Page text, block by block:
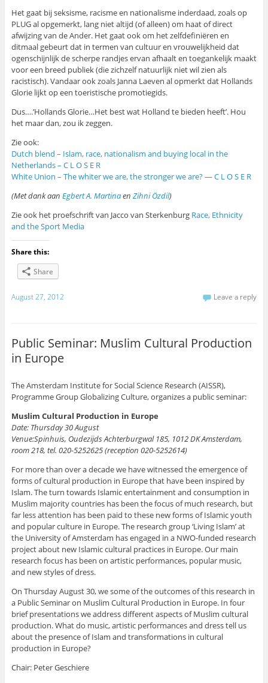
Het gaat bij seksisme, racisme en nationalisme inderdaad, zoals op
PLUG al opgemerkt, lang niet altijd (of alleen) om haat of direct
afwijzing van de Ander. Het gaat ook om het zelfdefiniëren en
ditmaal gebeurt dat in termen van cultuur en vrouwelijkheid dat
ogenschijnlijk de scherpe randjes ervan afhaalt en toegankelijk maakt
voor een breed publiek (die zichzelf natuurlijk niet wil zien als
racistisch). Vandaar ook zoals Janna Laeven al opmerkt dat Hollands
Glorie lijkt op een toeristische promotiegids.
Dus….’Hollands Glorie…Het best wat Holland te bieden heeft’. Hou
het maar dan, zou ik zeggen.
Zie ook:
Dutch blend – Islam, race, nationalism and buying local in the
Netherlands – C L O S E R
White Union – The whiter we are, the stronger we are? — C L O S E R
(Met dank aan Egbert A. Martinaen Zihni Özdil)
Zie ook het proefschrift van Jacco van Sterkenburg Race, Ethnicity
and the Sport Media
Share this:
Share
August 27, 2012 Leave a reply
Public Seminar: Muslim Cultural Production
in Europe
The Amsterdam Institute for Social Science Research (AISSR),
Programme Group Globalizing Culture, organizes a public seminar:
Muslim Cultural Production in Europe
Date: Thursday 30 August
Venue:Spinhuis, Oudezijds Achterburgwal 185, 1012 DK Amsterdam,
room 218, tel. 020-5252625 (reception 020-5252614)
For more than over a decade we have witnessed the emergence of
forms of cultural production in Europe that have been inspired by
Islam. The turn towards Islamic entertainment and consumption in
Muslim majority countries has been the focus of much research, but
far less attention has been paid to these new forms of Islamic youth
and popular culture in Europe. The research group ‘Living Islam’ at
the University of Amsterdam has engaged in a NWO-funded research
project about new Islamic cultural practices in Europe. Our main
research focus has been on artistic performances, popular music,
and new styles of dress.
On Thursday August 30, we some of the outcomes of this research in
a Public Seminar on Muslim Cultural Production in Europe. In four
brief presentations we address different aspects of Muslim cultural
production. What do music, artistic performances and dress tell us
about the presence of Islam and transformations in cultural
production in Europe?
Chair: Peter Geschiere